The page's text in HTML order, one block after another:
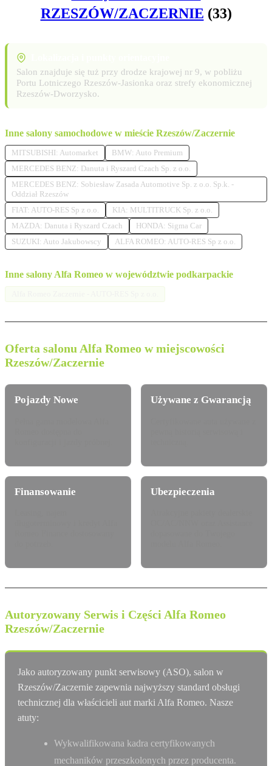
RZESZÓW/ZACZERNIE (33)
Salon znajduje się tuż przy drodze krajowej nr 9, w pobliżu
Portu Lotniczego Rzeszów-Jasionka oraz strefy ekonomicznej
Rzeszów-Dworzysko.
Inne salony samochodowe w mieście Rzeszów/Zaczernie
MITSUBISHI: Automarket
BMW: Auto Premium
MERCEDES BENZ: Danuta i Ryszard Czach Sp. z o.o.
MERCEDES BENZ: Sobiesław Zasada Automotive Sp. z o.o. Sp.k. -
Oddział Rzeszów
FIAT: AUTO-RES Sp z o.o.
KIA: MULTITRUCK Sp. z o.o.
MAZDA: Danuta i Ryszard Czach
HONDA: Sigma Car
SUZUKI: Auto Jakubowscy
ALFA ROMEO: AUTO-RES Sp z o.o.
Inne salony Alfa Romeo w województwie podkarpackie
Oferta salonu Alfa Romeo w miejscowości
Rzeszów/Zaczernie
Pojazdy Nowe Używane z Gwarancją
Finansowanie Ubezpieczenia
Autoryzowany Serwis i Części Alfa Romeo
Rzeszów/Zaczernie
Jako autoryzowany punkt serwisowy (ASO), salon w
Rzeszów/Zaczernie zapewnia najwyższy standard obsługi
technicznej dla właścicieli aut marki Alfa Romeo. Nasze
atuty:
Wykwalifikowana kadra certyfikowanych
mechaników przeszkolonych przez producenta.